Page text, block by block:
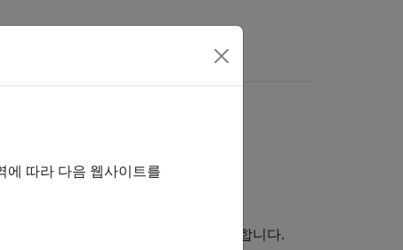
기를 클릭하십시오.
부터 C 및 C++ 코드를 생성하고 실행합니다.
에 따라 다음 웹사이트를